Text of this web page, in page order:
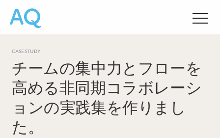
CASE STUDY
チームの集中力とフローを
高める非同期コラボレーシ
ョンの実践集を作りまし
た。